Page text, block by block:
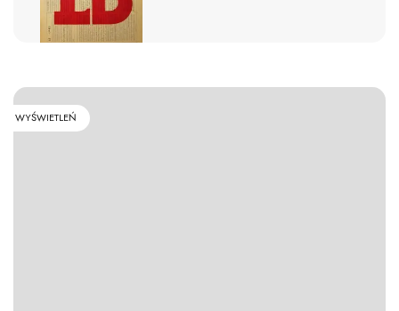
WYŚWIETLEŃ